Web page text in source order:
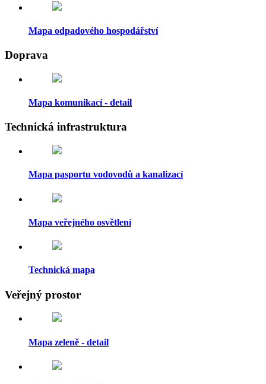
Mapa odpadového hospodářství
Doprava
Mapa komunikací - detail
Technická infrastruktura
Mapa pasportu vodovodů a kanalizací
Mapa veřejného osvětlení
Technická mapa
Veřejný prostor
Mapa zeleně - detail